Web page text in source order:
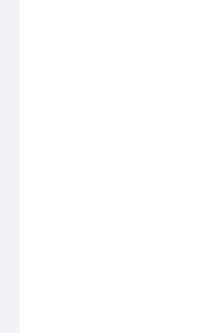
आवश्यकता की
टाइपोग्राफ़िकल
के उद्देश्य से,
रूप में चुना, जिससे
लाइन ब्रेक के बजाय
SCSS कोड
"फ़ॉर्मेट" पर
इस पूरी